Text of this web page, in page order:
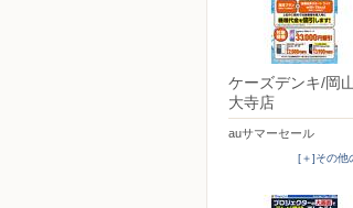
ケーズデンキ/岡
大寺店
auサマーセール
[＋]その他